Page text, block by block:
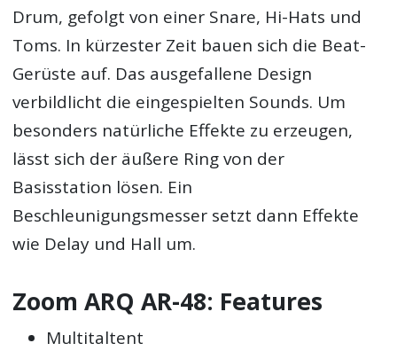
Drum, gefolgt von einer Snare, Hi-Hats und
Toms. In kürzester Zeit bauen sich die Beat-
Gerüste auf. Das ausgefallene Design
verbildlicht die eingespielten Sounds. Um
besonders natürliche Effekte zu erzeugen,
lässt sich der äußere Ring von der
Basisstation lösen. Ein
Beschleunigungsmesser setzt dann Effekte
wie Delay und Hall um.
Zoom ARQ AR-48: Features
Multitaltent